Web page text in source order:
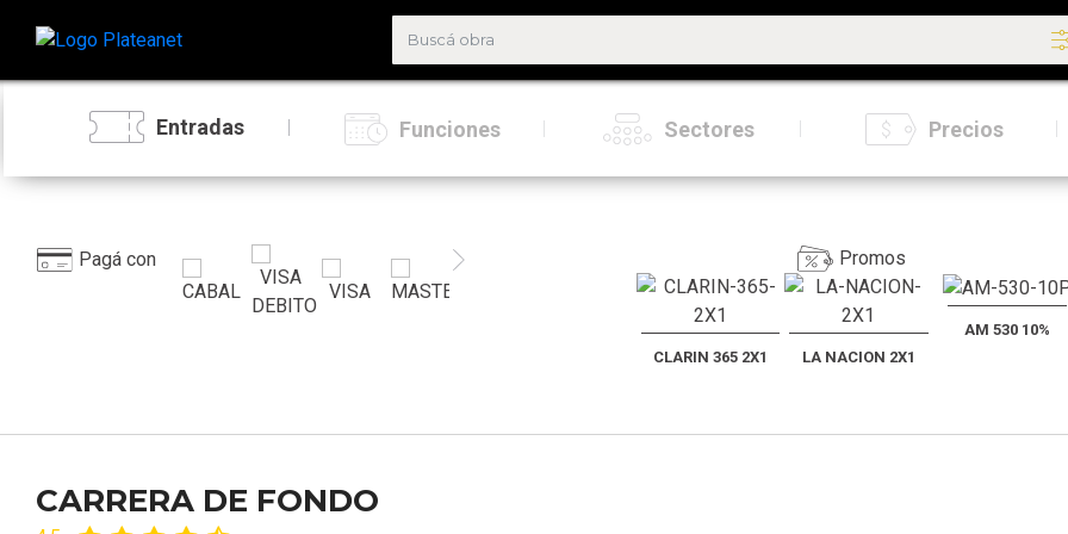
Entradas Funciones Sectores Precios
Pagá con Promos
CLARIN 365 2X1 LA NACION 2X1
AM 530 10%
CARRERA DE FONDO